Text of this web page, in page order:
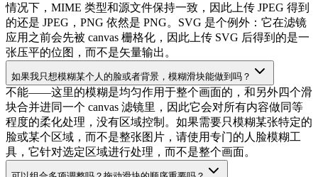
情况下，MIME 类型和源文件保持一致，因此上传 JPEG 得到
的还是 JPEG，PNG 依然是 PNG。SVG 是个例外：它在滤镜
应用之前会先被 canvas 栅格化，因此上传 SVG 后得到的是一
张压平的位图，而不是矢量输出。
如果我只想模糊某个人的脸或者背景，模糊滑块能做到吗？
不能——这里的模糊是均匀作用于整个画面的，和另外四个滑
块合并进同一个 canvas 滤镜里，因此它会对所有内容做同等
程度的柔化处理，没有区域控制。如果需要只模糊某张特定的
脸或某个区域，而不是整张图片，请使用专门的人脸模糊工
具，它针对选定区域进行处理，而不是整个画面。